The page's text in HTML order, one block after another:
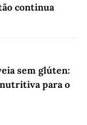
continua
sem glúten:
para o